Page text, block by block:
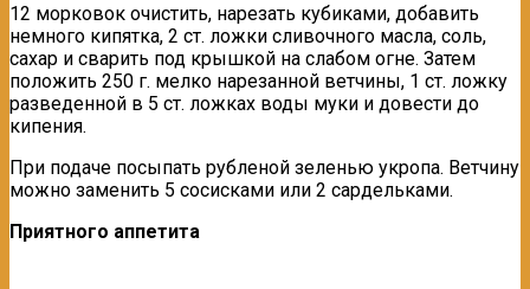
12 морковок очистить, нарезать кубиками, добавить
немного кипятка, 2 ст. ложки сливочного масла, соль,
сахар и сварить под крышкой на слабом огне. Затем
положить 250 г. мелко нарезанной ветчины, 1 ст. ложку
разведенной в 5 ст. ложках воды муки и довести до
кипения.
При подаче посыпать рубленой зеленью укропа. Ветчину
можно заменить 5 сосисками или 2 сардельками.
Приятного аппетита